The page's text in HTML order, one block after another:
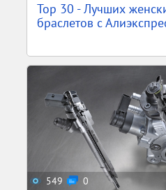
Top 30 - Лучших
браслетов с
549 0